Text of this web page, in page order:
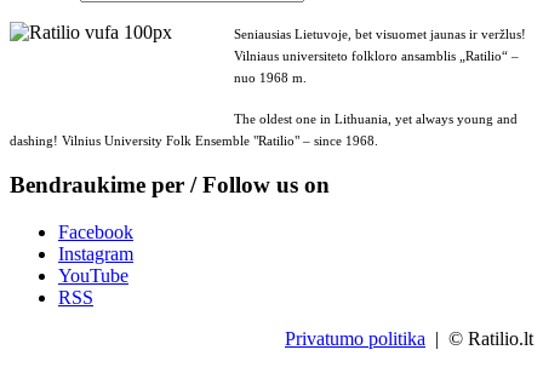
Seniausias Lietuvoje, bet visuomet jaunas ir veržlus!
Vilniaus universiteto folkloro ansamblis „Ratilio“ –
nuo 1968 m.
The oldest one in Lithuania, yet always young and
dashing! Vilnius University Folk Ensemble "Ratilio" – since 1968.
Bendraukime per / Follow us on
Facebook
Instagram
YouTube
RSS
Privatumo politika | © Ratilio.lt